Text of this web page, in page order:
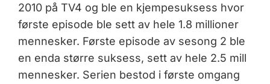
2010 på TV4 og ble en kjempesuksess hvor
første episode ble sett av hele 1.8 millioner
mennesker. Første episode av sesong 2 ble
en enda større suksess, sett av hele 2.5 mill
mennesker. Serien bestod i første omgang